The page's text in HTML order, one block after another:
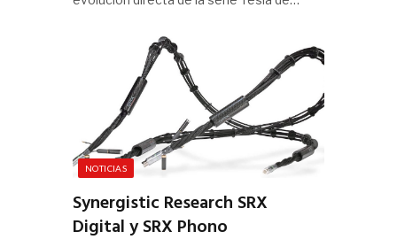
NOTICIAS
Synergistic Research SRX
Digital y SRX Phono